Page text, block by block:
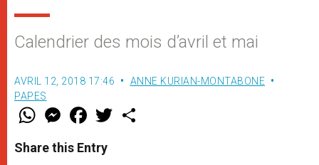
Calendrier des mois d’avril et mai
AVRIL 12, 2018 17:46
ANNE KURIAN-MONTABONE
PAPES
W
t
s
M
e
s
e
F
a
e
b
w
Share this Entry